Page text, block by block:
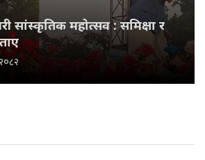
सांस्कृतिक महोत्सव : समिक्षा र